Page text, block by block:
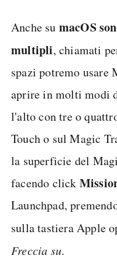
Anche su macOS
multipli, chiamati
spazi potremo usare
aprire in molti modi
l'alto con tre o
Touch o sul Magic
la superficie del
facendo click
Launchpad,
sulla tastiera Apple
Freccia su.